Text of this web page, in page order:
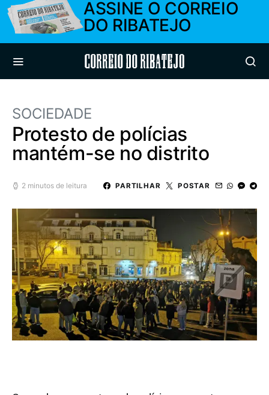
ASSINE O CORREIO
DO RIBATEJO
Correio do Ribatejo
SOCIEDADE
Protesto de polícias
mantém-se no distrito
2 minutos de leitura PARTILHAR POSTAR